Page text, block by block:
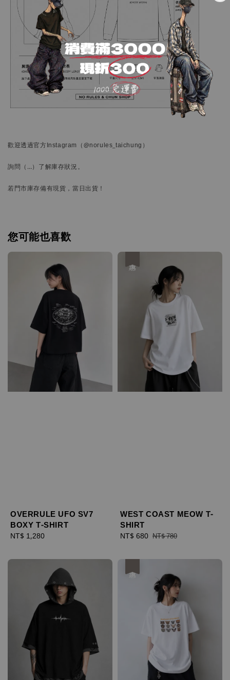
歡迎透過官方Instagram （@norules_taichung）
詢問 （…） 了解庫存狀況。
若門市庫存備有現貨，當日出貨！
您可能也喜歡
OVERRULE UFO SV7
BOXY T-SHIRT
Regular
NT$ 1,280
WEST COAST MEOW T-
SHIRT
Sale
NT$ 680 Regular
NT$ 780